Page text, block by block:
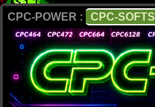
CPC-POWER : CPC-SOFTS